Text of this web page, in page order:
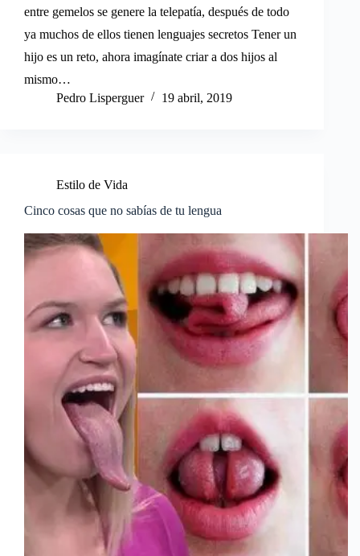
entre gemelos se genere la telepatía, después de todo
ya muchos de ellos tienen lenguajes secretos Tener un
hijo es un reto, ahora imagínate criar a dos hijos al
mismo…
Pedro Lisperguer
19 abril, 2019
Estilo de Vida
Cinco cosas que no sabías de tu lengua